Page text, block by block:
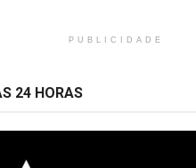
PUBLICIDADE
24 HORAS